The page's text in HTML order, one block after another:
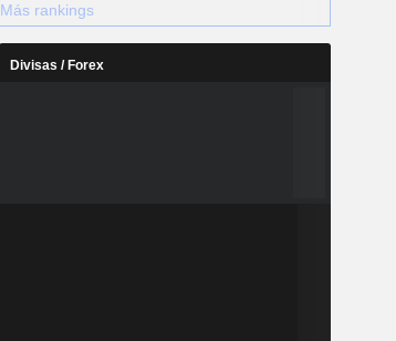
Más rankings
Divisas / Forex